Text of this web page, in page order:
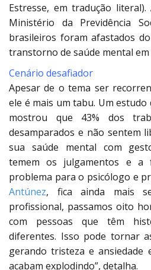
Estresse, em tradução
Ministério da Previdência
brasileiros foram afastados
transtorno de saúde mental em
Cenário desafiador
Apesar de o tema ser
ele é mais um tabu. Um
mostrou que 43% dos
desamparados e não sentem
sua saúde mental com
temem os julgamentos e a
problema para o psicólogo e
Antúnez, fica ainda mais
profissional, passamos oito
com pessoas que têm
diferentes. Isso pode tornar
gerando tristeza e ansiedade
acabam explodindo”, detalha.